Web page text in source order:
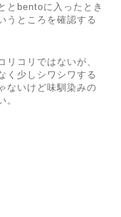
と bentoに入ったとき
うところを確認する
コリではないが、
く少しシワシワする
ないけど味馴染みの
。